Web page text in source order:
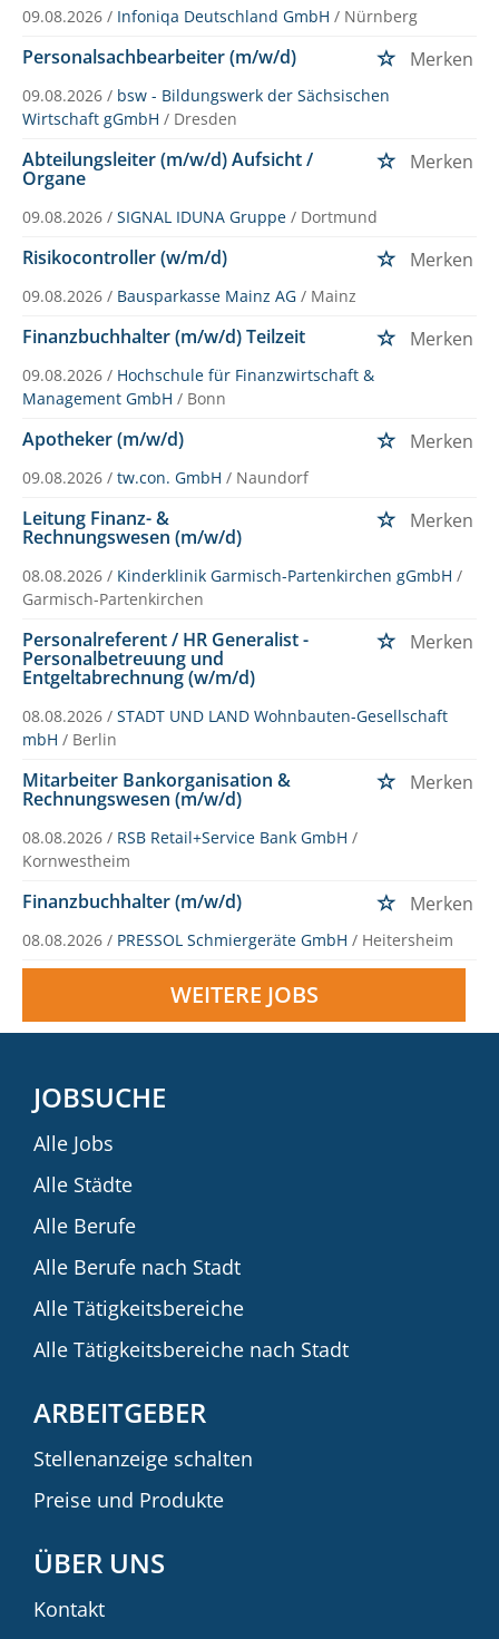
09.08.2026 / Infoniqa Deutschland GmbH / Nürnberg
Personalsachbearbeiter (m/w/d) Merken
09.08.2026 / bsw - Bildungswerk der Sächsischen
Wirtschaft gGmbH / Dresden
Abteilungsleiter (m/w/d) Aufsicht /
Organe
Merken
09.08.2026 / SIGNAL IDUNA Gruppe / Dortmund
Risikocontroller (w/m/d) Merken
09.08.2026 / Bausparkasse Mainz AG / Mainz
Finanzbuchhalter (m/w/d) Teilzeit Merken
09.08.2026 / Hochschule für Finanzwirtschaft &
Management GmbH / Bonn
Apotheker (m/w/d) Merken
09.08.2026 / tw.con. GmbH / Naundorf
Leitung Finanz- &
Rechnungswesen (m/w/d)
Merken
08.08.2026 / Kinderklinik Garmisch-Partenkirchen gGmbH /
Garmisch-Partenkirchen
Personalreferent / HR Generalist -
Personalbetreuung und
Entgeltabrechnung (w/m/d)
Merken
08.08.2026 / STADT UND LAND Wohnbauten-Gesellschaft
mbH / Berlin
Mitarbeiter Bankorganisation &
Rechnungswesen (m/w/d)
Merken
08.08.2026 / RSB Retail+Service Bank GmbH /
Kornwestheim
Finanzbuchhalter (m/w/d) Merken
08.08.2026 / PRESSOL Schmiergeräte GmbH / Heitersheim
WEITERE JOBS
JOBSUCHE
Alle Jobs
Alle Städte
Alle Berufe
Alle Berufe nach Stadt
Alle Tätigkeitsbereiche
Alle Tätigkeitsbereiche nach Stadt
ARBEITGEBER
Stellenanzeige schalten
Preise und Produkte
ÜBER UNS
Kontakt